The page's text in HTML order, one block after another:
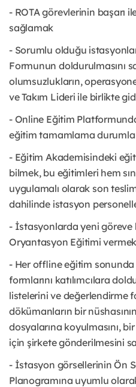
- ROTA görevlerinin başarı
sağlamak
- Sorumlu olduğu
Formunun doldurulmasını
olumsuzlukların,
ve Takım Lideri ile birlikte
- Online Eğitim
eğitim tamamlama
- Eğitim Akademisindeki
bilmek, bu eğitimleri hem
uygulamalı olarak son
dahilinde istasyon
- İstasyonlarda yeni göreve
Oryantasyon Eğitimi vermek
- Her offline eğitim
formlarını katılımcılara
listelerini ve değerlendirme
dökümanların bir
dosyalarına koyulmasını,
için şirkete gönderilmesini
- İstasyon görsellerinin Ön
Planogramına uyumlu